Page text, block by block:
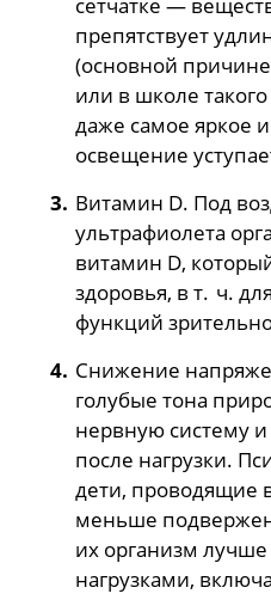
сетчатке —
препятствует
(основной
или в школе
даже самое яркое
освещение
Витамин D. Под
ультрафиолета
витамин D,
здоровья, в т. ч.
функций
Снижение
голубые тона
нервную систему и
после нагрузки.
дети, проводящие
меньше
их организм
нагрузками,